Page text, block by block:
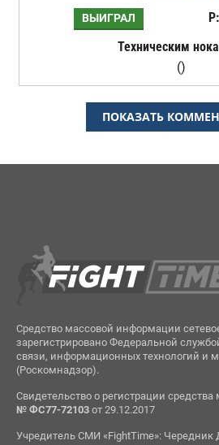
ВЫИГРАЛ Р:
Техническим
()
ПОКАЗАТЬ
Средство массовой информации
зарегистрировано Федеральной
связи, информационных технологий и
(Роскомнадзор).
Свидетельство о регистрации
№ ФС77-72103от 29.12.2017
Учредитель СМИ «FightTime»: Чередник